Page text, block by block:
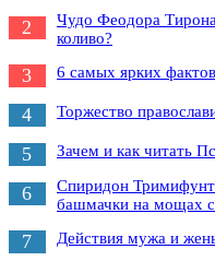
2
Чудо Феодора
коливо?
3 6 самых ярких
4 Торжество
5 Зачем и как читать
6
Спиридон
башмачки на мощах
7 Действия мужа и